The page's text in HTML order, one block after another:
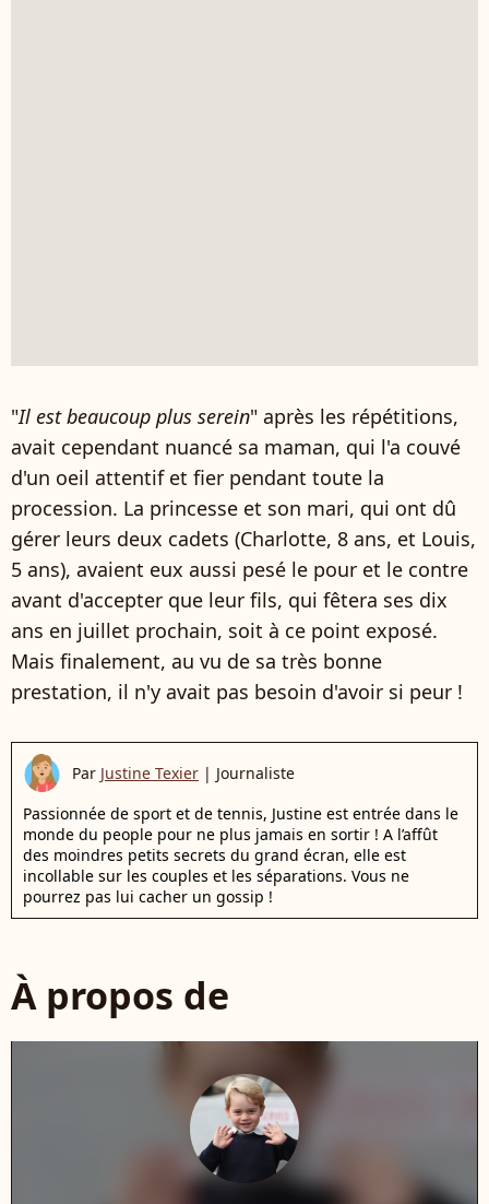
"Il est beaucoup plus serein" après les répétitions,
avait cependant nuancé sa maman, qui l'a couvé
d'un oeil attentif et fier pendant toute la
procession. La princesse et son mari, qui ont dû
gérer leurs deux cadets (Charlotte, 8 ans, et Louis,
5 ans), avaient eux aussi pesé le pour et le contre
avant d'accepter que leur fils, qui fêtera ses dix
ans en juillet prochain, soit à ce point exposé.
Mais finalement, au vu de sa très bonne
prestation, il n'y avait pas besoin d'avoir si peur !
Par Justine Texier | Journaliste
Passionnée de sport et de tennis, Justine est entrée dans le
monde du people pour ne plus jamais en sortir ! A l’affût
des moindres petits secrets du grand écran, elle est
incollable sur les couples et les séparations. Vous ne
pourrez pas lui cacher un gossip !
À propos de